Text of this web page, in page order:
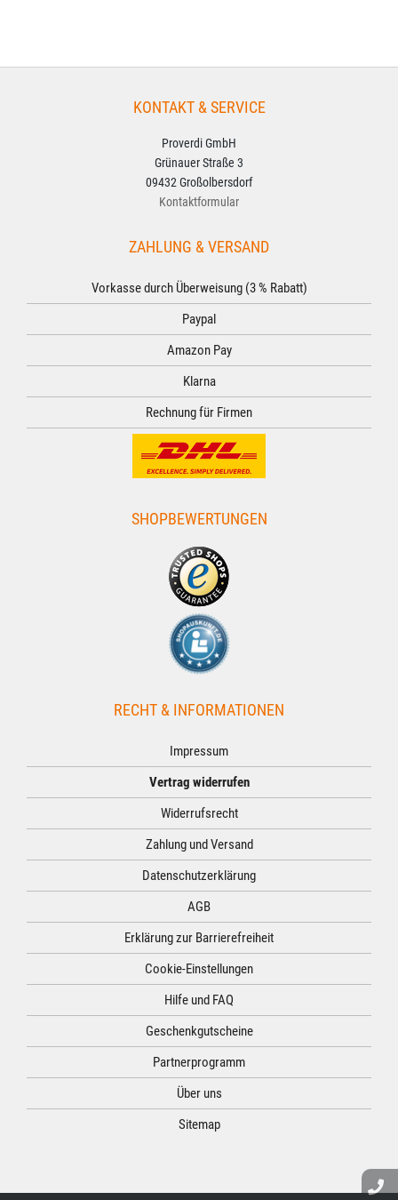
KONTAKT & SERVICE
Proverdi GmbH
Grünauer Straße 3
09432 Großolbersdorf
Kontaktformular
ZAHLUNG & VERSAND
Vorkasse durch Überweisung (3 % Rabatt)
Paypal
Amazon Pay
Klarna
Rechnung für Firmen
SHOPBEWERTUNGEN
RECHT & INFORMATIONEN
Impressum
Vertrag widerrufen
Widerrufsrecht
Zahlung und Versand
Datenschutzerklärung
AGB
Erklärung zur Barrierefreiheit
Cookie-Einstellungen
Hilfe und FAQ
Geschenkgutscheine
Partnerprogramm
Über uns
Sitemap